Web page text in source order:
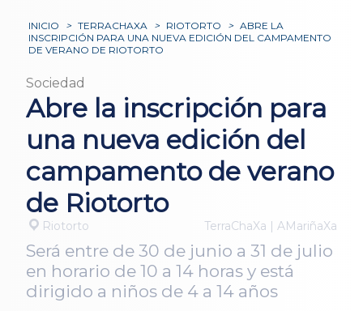
INICIO > TERRACHAXA > RIOTORTO > ABRE LA
INSCRIPCIÓN PARA UNA NUEVA EDICIÓN DEL CAMPAMENTO
DE VERANO DE RIOTORTO
Sociedad
Abre la inscripción para
una nueva edición del
campamento de verano
de Riotorto
Riotorto TerraChaXa | AMariñaXa
Será entre de 30 de junio a 31 de julio
en horario de 10 a 14 horas y está
dirigido a niños de 4 a 14 años